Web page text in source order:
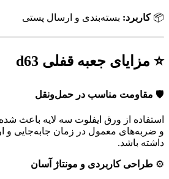
📦کاربرد: بسته‌بندی و ارسال پستی
⭐ مزایای جعبه قفلی d63
🛡 مقاومت مناسب در حمل‌ونقل
استفاده از ورق ایفلوت سه لایه باعث
و ضربه‌های معمول در زمان جابه‌جایی و
داشته باشد.
⚙️ طراحی کاربردی و مونتاژ آسان